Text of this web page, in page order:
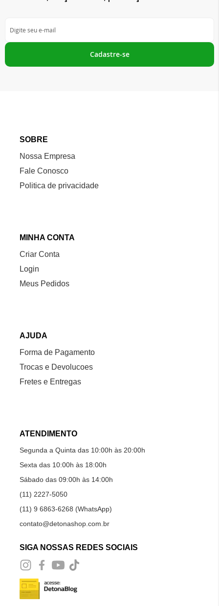
se
na
Newsletter:
Cadastre-se
SOBRE
Nossa Empresa
Fale Conosco
Politica de privacidade
MINHA CONTA
Criar Conta
Login
Meus Pedidos
AJUDA
Forma de Pagamento
Trocas e Devolucoes
Fretes e Entregas
ATENDIMENTO
Segunda a Quinta das 10:00h às 20:00h
Sexta das 10:00h às 18:00h
Sábado das 09:00h às 14:00h
(11) 2227-5050
(11) 9 6863-6268 (WhatsApp)
contato@detonashop.com.br
SIGA NOSSAS REDES SOCIAIS